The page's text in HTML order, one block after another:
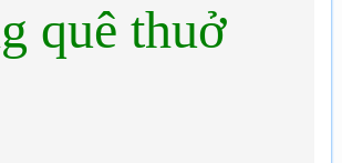
quê thuở